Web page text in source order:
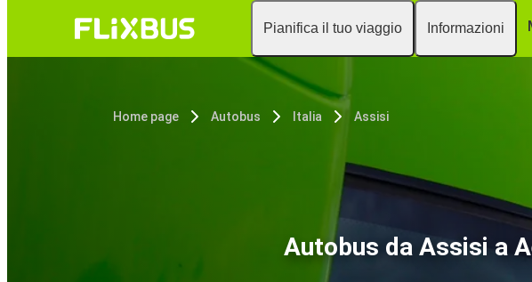
Pianifica il tuo viaggio Informazioni
Home page Autobus Italia Assisi
Autobus da Assisi a